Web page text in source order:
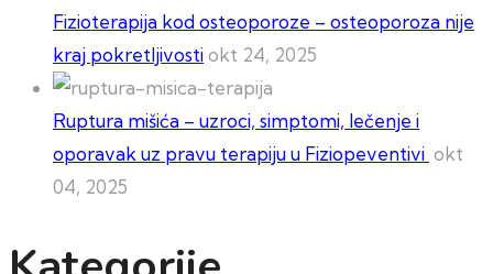
Fizioterapija kod osteoporoze – osteoporoza nije
kraj pokretljivostiokt 24, 2025
Ruptura mišića – uzroci, simptomi, lečenje i
oporavak uz pravu terapiju u Fiziopeventivi okt
04, 2025